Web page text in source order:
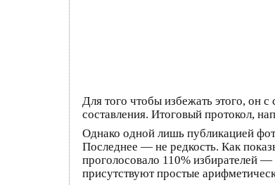
Для того чтобы избежать этого, он
составления. Итоговый протокол,
Однако одной лишь публикацией
Последнее — не редкость. Как
проголосовало 110% избирателей
присутствуют простые